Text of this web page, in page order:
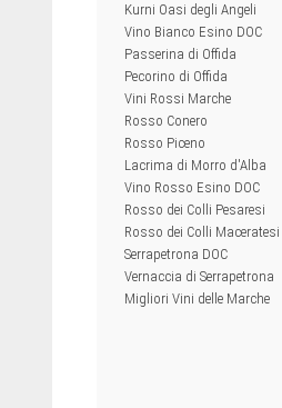
Kurni Oasi degli Angeli
Vino Bianco Esino DOC
Passerina di Offida
Pecorino di Offida
Vini Rossi Marche
Rosso Conero
Rosso Piceno
Lacrima di Morro d'Alba
Vino Rosso Esino DOC
Rosso dei Colli Pesaresi
Rosso dei Colli Maceratesi
Serrapetrona DOC
Vernaccia di Serrapetrona
Migliori Vini delle Marche